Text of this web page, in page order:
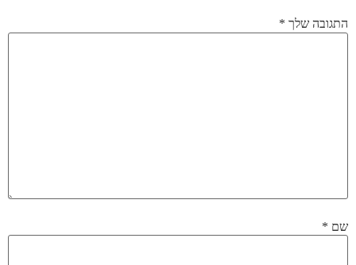
התגובה שלך *
שם *